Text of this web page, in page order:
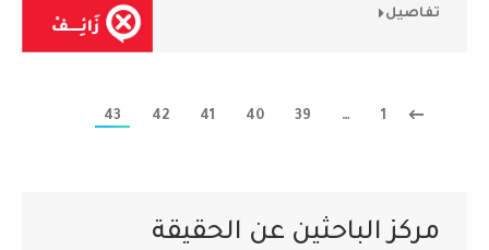
تفاصيل
1
…
39
40
41
42
43
مركز الباحثين عن الحقيقة